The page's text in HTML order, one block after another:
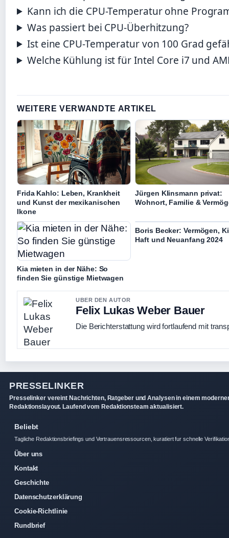
Kann ich die CPU-Temperatur ohne
Was passiert bei CPU-Überhitzung?
Ist eine CPU-Temperatur von 100 Grad
Welche Kühlung ist für Intel Core i7 und
WEITERE VERWANDTE ARTIKEL
Frida Kahlo: Leben, Krankheit
und Kunst der mexikanischen
Ikone
Jürgen Klinsmann privat:
Wohnort, Familie &
Kia mieten in der Nähe: So
finden Sie günstige Mietwagen
Boris Becker: Vermögen,
Haft und Neuanfang 2024
UBER DEN AUTOR
Felix Lukas Weber Bauer
Die Berichterstattung wird fortlaufend mit
PRESSELINKER
Presselinker vereint Nachrichten, Ratgeber und Analysen in einem
Redaktionslayout. Laufend vom Redaktionsteam aktualisiert.
Beliebt
Tagliche Redaktionsbriefings und Vertrauensressourcen, kuratiert fur schnelle
Über uns
Kontakt
Geschichte
Datenschutzerklärung
Cookie-Richtlinie
Rundbrief